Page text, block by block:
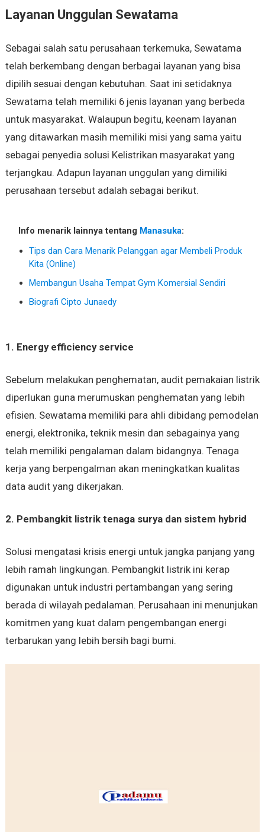
Layanan Unggulan Sewatama
Sebagai salah satu perusahaan terkemuka, Sewatama
telah berkembang dengan berbagai layanan yang bisa
dipilih sesuai dengan kebutuhan. Saat ini setidaknya
Sewatama telah memiliki 6 jenis layanan yang berbeda
untuk masyarakat. Walaupun begitu, keenam layanan
yang ditawarkan masih memiliki misi yang sama yaitu
sebagai penyedia solusi Kelistrikan masyarakat yang
terjangkau. Adapun layanan unggulan yang dimiliki
perusahaan tersebut adalah sebagai berikut.
Info menarik lainnya tentang Manasuka:
Tips dan Cara Menarik Pelanggan agar Membeli Produk
Kita (Online)
Membangun Usaha Tempat Gym Komersial Sendiri
Biografi Cipto Junaedy
1. Energy efficiency service
Sebelum melakukan penghematan, audit pemakaian listrik
diperlukan guna merumuskan penghematan yang lebih
efisien. Sewatama memiliki para ahli dibidang pemodelan
energi, elektronika, teknik mesin dan sebagainya yang
telah memiliki pengalaman dalam bidangnya. Tenaga
kerja yang berpengalman akan meningkatkan kualitas
data audit yang dikerjakan.
2. Pembangkit listrik tenaga surya dan sistem hybrid
Solusi mengatasi krisis energi untuk jangka panjang yang
lebih ramah lingkungan. Pembangkit listrik ini kerap
digunakan untuk industri pertambangan yang sering
berada di wilayah pedalaman. Perusahaan ini menunjukan
komitmen yang kuat dalam pengembangan energi
terbarukan yang lebih bersih bagi bumi.